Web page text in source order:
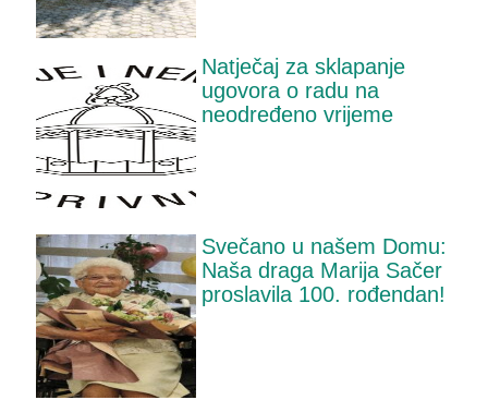
Natječaj za sklapanje
ugovora o radu na
neodređeno vrijeme
Svečano u našem Domu:
Naša draga Marija Sačer
proslavila 100. rođendan!